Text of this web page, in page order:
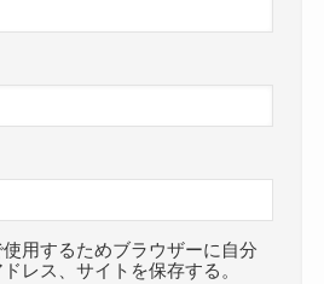
用するためブラウザーに自分
レス、サイトを保存する。